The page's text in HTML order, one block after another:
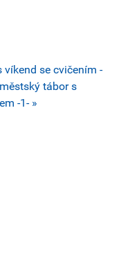
víkend se cvičením -
tábor s
-1- »